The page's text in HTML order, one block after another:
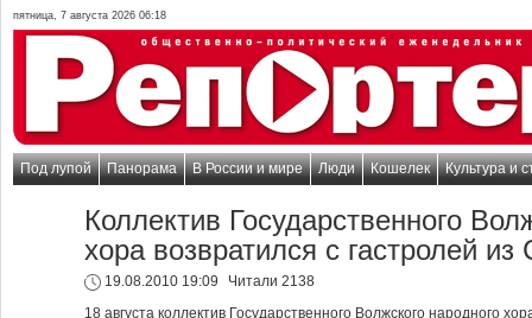
пятница, 7 августа 2026 06:18
Под лупой Панорама В России и мире Люди Кошелек Культура и
Коллектив Государственного
хора возвратился с гастролей из
19.08.2010 19:09
Читали 2138
18 августа коллектив Государственного Волжского народного